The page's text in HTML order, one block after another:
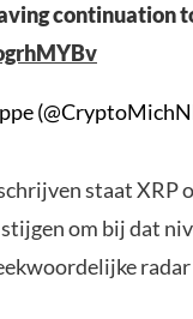
continuation
staat XRP
om bij dat